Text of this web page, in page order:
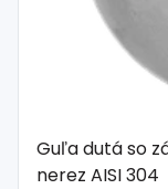
Guľa dutá so
nerez AISI 304